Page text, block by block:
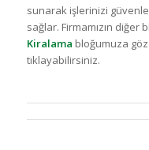
sunarak işlerinizi
sağlar. Firmamızın diğer
Kiralama bloğumuza
tıklayabilirsiniz.